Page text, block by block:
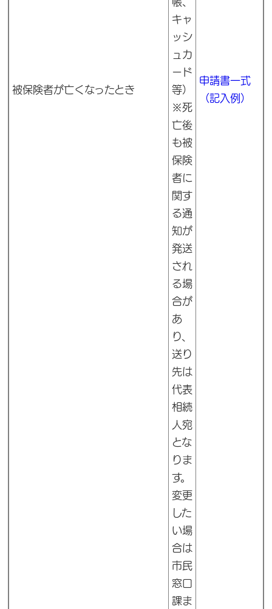
被保険者が亡くなったとき
キャ
ッシ
ュカ
ード
等）
※死
亡後
も被
保険
者に
関す
る通
知が
発送
され
る場
合が
あ
り、
送り
先は
代表
相続
人宛
とな
りま
す。
変更
した
い場
合は
市民
窓口
課ま
申請書一式
（記入例）